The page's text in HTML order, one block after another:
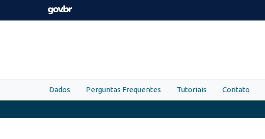
Skip to main content
Dados Perguntas Frequentes Tutoriais Contato